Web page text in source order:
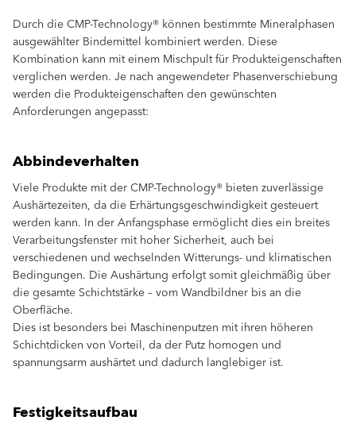
Durch die CMP-Technology® können bestimmte Mineralphasen
ausgewählter Bindemittel kombiniert werden. Diese
Kombination kann mit einem Mischpult für Produkteigenschaften
verglichen werden. Je nach angewendeter Phasenverschiebung
werden die Produkteigenschaften den gewünschten
Anforderungen angepasst:
Abbindeverhalten
Viele Produkte mit der CMP-Technology® bieten zuverlässige
Aushärtezeiten, da die Erhärtungsgeschwindigkeit gesteuert
werden kann. In der Anfangsphase ermöglicht dies ein breites
Verarbeitungsfenster mit hoher Sicherheit, auch bei
verschiedenen und wechselnden Witterungs- und klimatischen
Bedingungen. Die Aushärtung erfolgt somit gleichmäßig über
die gesamte Schichtstärke – vom Wandbildner bis an die
Oberfläche.
Dies ist besonders bei Maschinenputzen mit ihren höheren
Schichtdicken von Vorteil, da der Putz homogen und
spannungsarm aushärtet und dadurch langlebiger ist.
Festigkeitsaufbau